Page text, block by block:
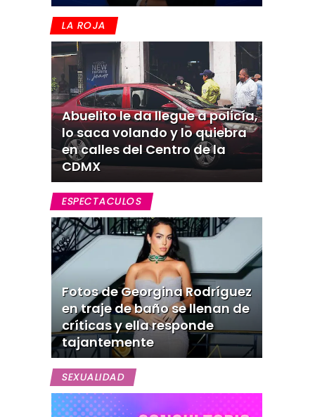
LA ROJA
Abuelito le da llegue a policía,
lo saca volando y lo quiebra
en calles del Centro de la
CDMX
ESPECTACULOS
Fotos de Georgina Rodríguez
en traje de baño se llenan de
críticas y ella responde
tajantemente
SEXUALIDAD